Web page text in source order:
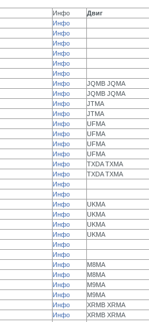
Инфо Двиг
Инфо
Инфо
Инфо
Инфо
Инфо
Инфо
Инфо JQMB JQMA
Инфо JQMB JQMA
Инфо JTMA
Инфо JTMA
Инфо UFMA
Инфо UFMA
Инфо UFMA
Инфо UFMA
Инфо TXDA TXMA
Инфо TXDA TXMA
Инфо
Инфо
Инфо UKMA
Инфо UKMA
Инфо UKMA
Инфо UKMA
Инфо
Инфо
Инфо M8MA
Инфо M8MA
Инфо M9MA
Инфо M9MA
Инфо XRMB XRMA
Инфо XRMB XRMA